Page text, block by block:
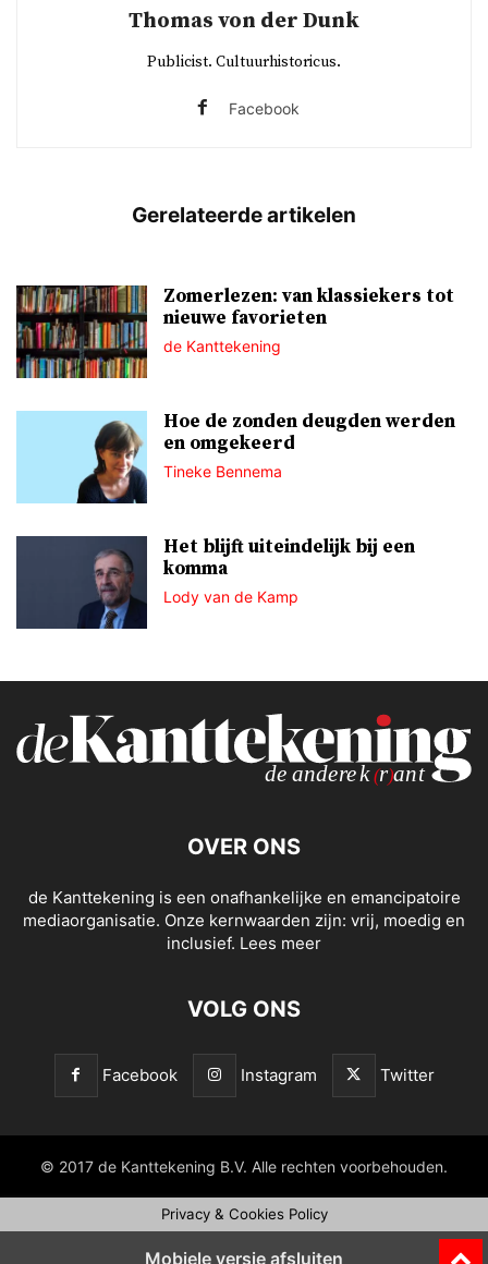
Thomas von der Dunk
Publicist. Cultuurhistoricus.
Facebook
Zomerlezen: van klassiekers tot
nieuwe favorieten
de Kanttekening
Hoe de zonden deugden werden
en omgekeerd
Tineke Bennema
Het blijft uiteindelijk bij een
komma
Lody van de Kamp
OVER ONS
de Kanttekening is een onafhankelijke en emancipatoire
mediaorganisatie. Onze kernwaarden zijn: vrij, moedig en
inclusief. Lees meer
VOLG ONS
Facebook Instagram Twitter
© 2017 de Kanttekening B.V. Alle rechten voorbehouden.
Privacy & Cookies Policy
Mobiele versie afsluiten